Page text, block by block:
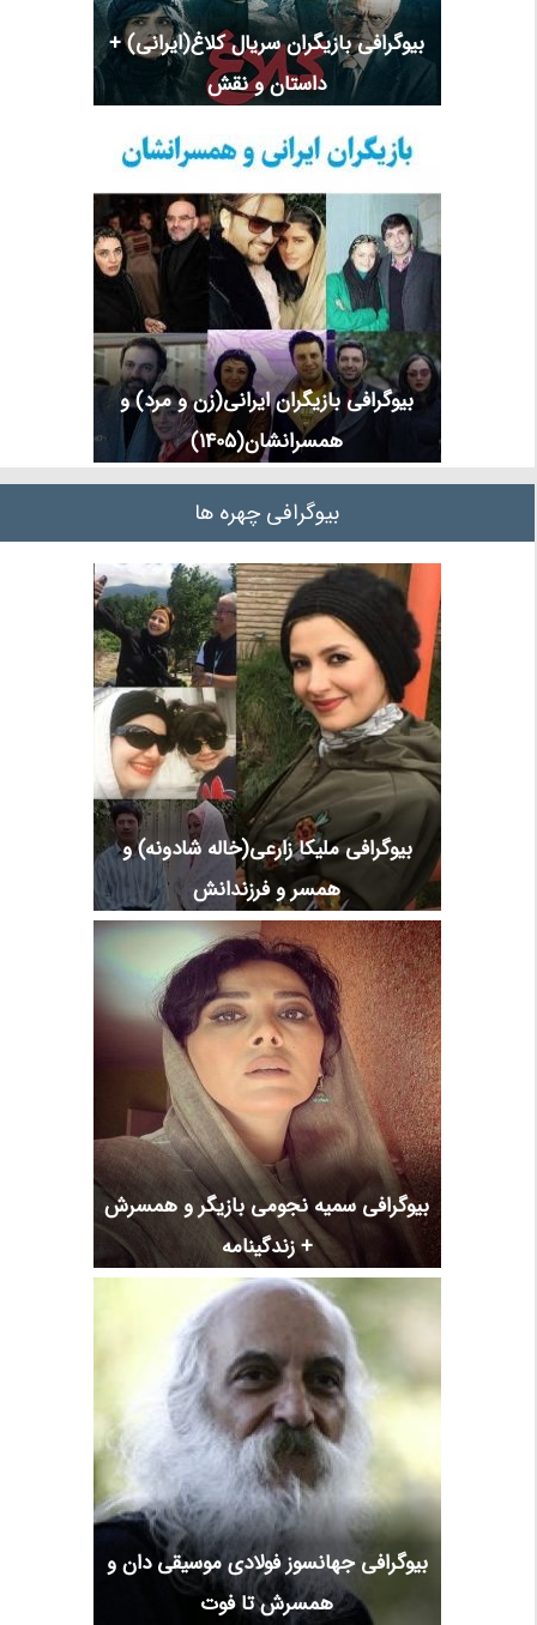
بیوگرافی بازیگران سریال کلاغ(ایرانی) +
داستان و نقش
بیوگرافی بازیگران ایرانی(زن و مرد) و
همسرانشان(1405)
بیوگرافی چهره ها
بیوگرافی ملیکا زارعی(خاله شادونه) و
همسر و فرزندانش
بیوگرافی سمیه نجومی بازیگر و همسرش
+ زندگینامه
بیوگرافی جهانسوز فولادی موسیقی دان و
همسرش تا فوت